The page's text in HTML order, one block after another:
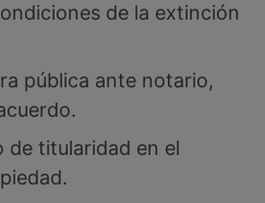
de la extinción
pública ante notario,
de titularidad en el